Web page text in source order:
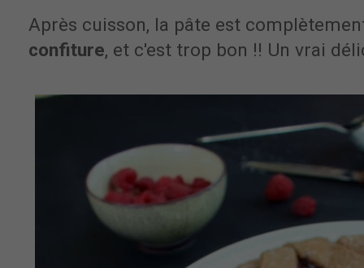
Après cuisson, la pâte est
confiture, et c'est trop bon !! Un vrai